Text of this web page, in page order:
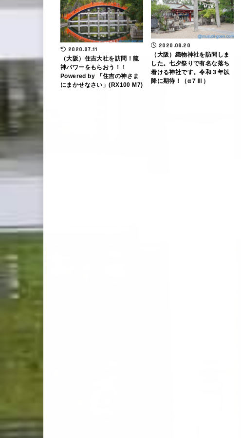
2020.07.11
（大阪）住吉大社を訪問！龍
神パワーをもらおう！！
Powered by 「住吉の神さま
にまかせなさい」(RX100 M7)
2020.08.20
（大阪）織物神社を訪問しま
した。七夕祭りで有名な落ち
着ける神社です。令和３年以
降に期待！（α７Ⅲ）